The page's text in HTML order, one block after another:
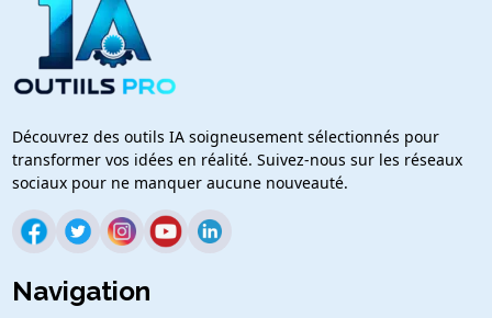
Découvrez des outils IA soigneusement sélectionnés pour
transformer vos idées en réalité. Suivez-nous sur les réseaux
sociaux pour ne manquer aucune nouveauté.
Navigation